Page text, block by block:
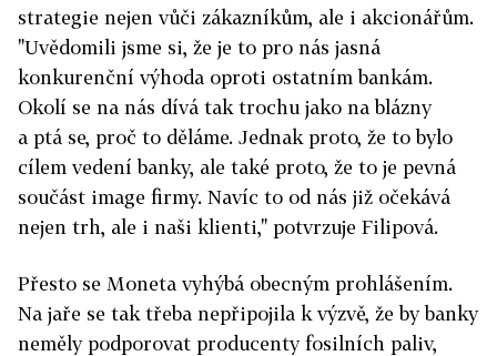
strategie nejen vůči zákazníkům, ale i akcionářům.
"Uvědomili jsme si, že je to pro nás jasná
konkurenční výhoda oproti ostatním bankám.
Okolí se na nás dívá tak trochu jako na blázny
a ptá se, proč to děláme. Jednak proto, že to bylo
cílem vedení banky, ale také proto, že to je pevná
součást image firmy. Navíc to od nás již očekává
nejen trh, ale i naši klienti," potvrzuje Filipová.
Přesto se Moneta vyhýbá obecným prohlášením.
Na jaře se tak třeba nepřipojila k výzvě, že by banky
neměly podporovat producenty fosilních paliv,